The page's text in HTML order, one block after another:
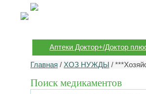
Аптеки Доктор+/Доктор
Главная / ХОЗ НУЖДЫ /
Поиск медикаментов